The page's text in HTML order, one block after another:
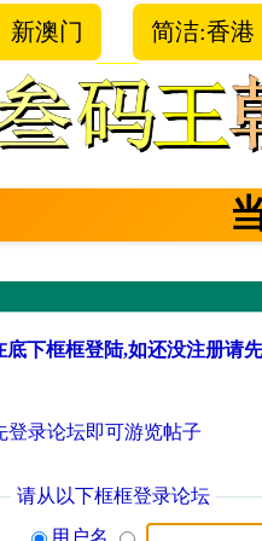
新澳门 简洁:香港
下框框登陆,如还没注册请
登录论坛即可游览帖子
请从以下框框登录论坛
用户名